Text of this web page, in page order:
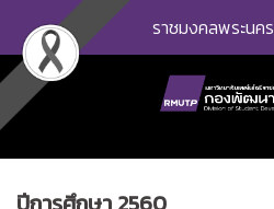
content
ราชมงคลพระนคร